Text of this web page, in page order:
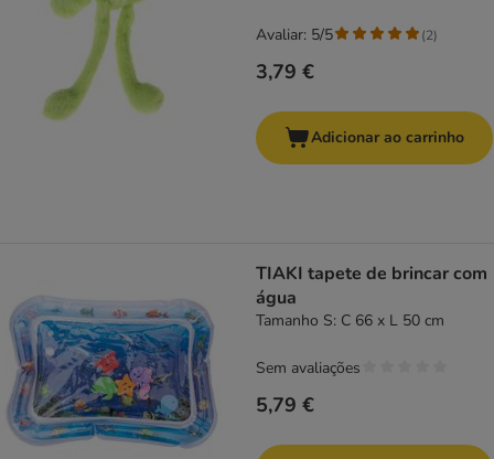
3,79 €
Avaliar: 5/5 (2)
Adicionar ao carrinho
TIAKI tapete de brincar com
água
Tamanho S: C 66 x L 50 cm
5,79 €
Sem avaliações